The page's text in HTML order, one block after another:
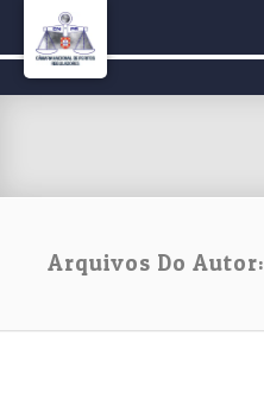
Arquivos Do Autor: